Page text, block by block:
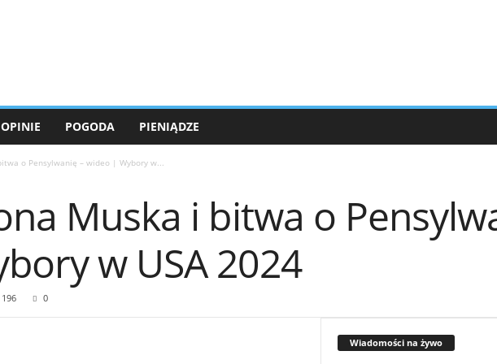
OPINIE POGODA PIENIĄDZE
o Pensylwanię – wideo | Wybory w...
Muska i bitwa o
w USA 2024
196 0
Wiadomości na żywo